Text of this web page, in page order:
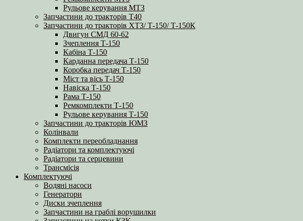
Рульове керування МТЗ
Запчастини до тракторів Т40
Запчастини до тракторів ХТЗ/ Т-150/ Т-150К
Двигун СМД 60-62
Зчеплення Т-150
Кабіна Т-150
Карданна передача Т-150
Коробка передач Т-150
Міст та вісь Т-150
Навіска Т-150
Рама Т-150
Ремкомплекти Т-150
Рульове керування Т-150
Запчастини до тракторів ЮМЗ
Колінвали
Комплекти переобладнання
Радіатори та комплектуючі
Радіатори та серцевини
Трансмісія
Комплектуючі
Водяні насоси
Генератори
Диски зчеплення
Запчастини на граблі ворушилки